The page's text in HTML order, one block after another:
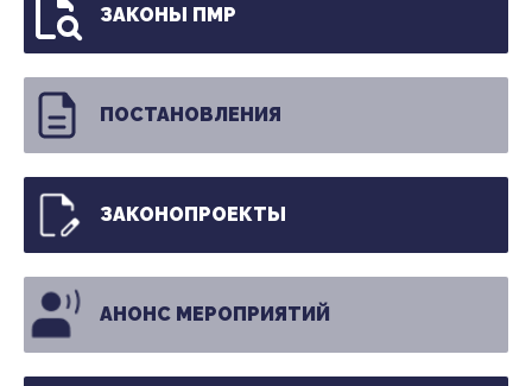
ЗАКОНЫ ПМР
ПОСТАНОВЛЕНИЯ
ЗАКОНОПРОЕКТЫ
АНОНС МЕРОПРИЯТИЙ